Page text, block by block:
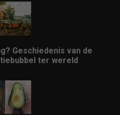
Geschiedenis van de
ter wereld